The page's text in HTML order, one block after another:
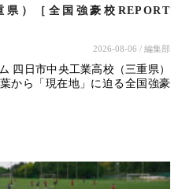
）［全国強豪校REPORT
2026-08-06 / 編集部
四日市中央工業高校（三重県）
から「現在地」に迫る全国強豪